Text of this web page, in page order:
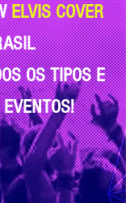
ELVIS COVER
OS TIPOS E